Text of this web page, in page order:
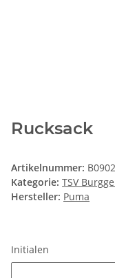
Rucksack
Artikelnummer:
Kategorie: TSV
Hersteller: Puma
Initialen